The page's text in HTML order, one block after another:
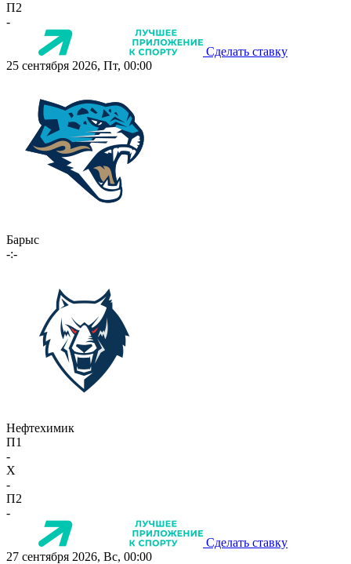
П2
-
Сделать ставку
25 сентября 2026, Пт, 00:00
Барыс
-:-
Нефтехимик
П1
-
X
-
П2
-
Сделать ставку
27 сентября 2026, Вс, 00:00